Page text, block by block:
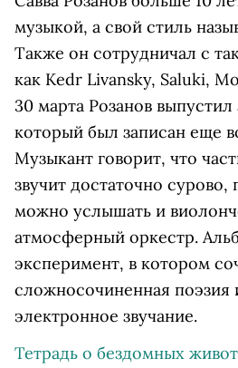
музыкой, а свой стиль
Также он сотрудничал с
как Kedr Livansky, Saluki,
30 марта Розанов
который был записан еще
Музыкант говорит, что
звучит достаточно
можно услышать и
атмосферный оркестр.
эксперимент, в котором
сложносочиненная поэзия
электронное звучание.
Тетрадь о бездомных